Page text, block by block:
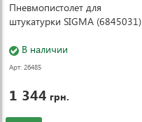
Пневмопистолет для
штукатурки SIGMA (6845031)
В наличии
Арт: 26485
1 344 грн.